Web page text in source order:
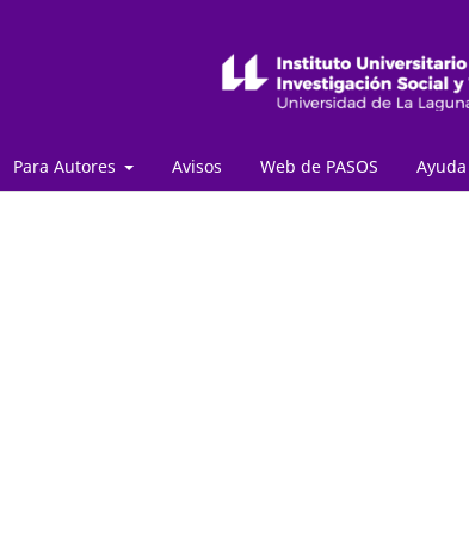
Para Autores Avisos Web de PASOS